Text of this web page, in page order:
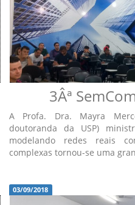
3Âª
A Profa. Dra. Mayra
doutoranda da USP)
modelando redes reais
complexas tornou-se uma
03/09/2018